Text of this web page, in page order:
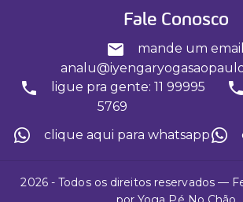
Fale Conosco
mande um
ligue pra gente: 11 99995
5769
clique aqui para whatsapp
2026 - Todos os direitos reservados —